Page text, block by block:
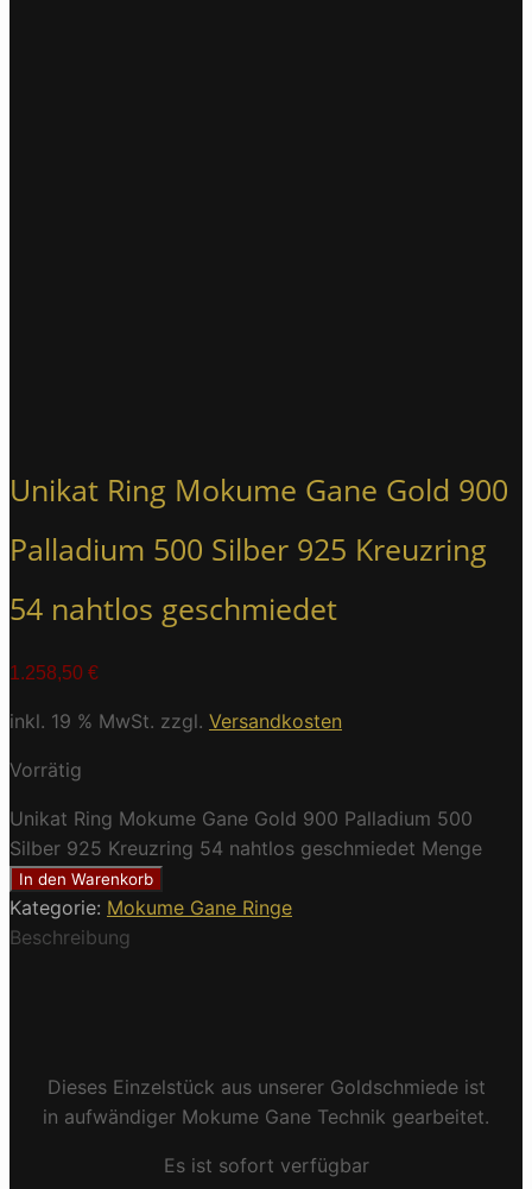
Unikat Ring Mokume Gane Gold 900
Palladium 500 Silber 925 Kreuzring
54 nahtlos geschmiedet
1.258,50 €
inkl. 19 % MwSt. zzgl. Versandkosten
Vorrätig
Unikat Ring Mokume Gane Gold 900 Palladium 500
Silber 925 Kreuzring 54 nahtlos geschmiedet Menge
In den Warenkorb
Kategorie: Mokume Gane Ringe
Beschreibung
Dieses Einzelstück aus unserer Goldschmiede ist
in aufwändiger Mokume Gane Technik gearbeitet.
Es ist sofort verfügbar